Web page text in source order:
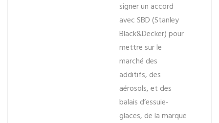
signer un accord
avec SBD (Stanley
Black&Decker) pour
mettre sur le
marché des
additifs, des
aérosols, et des
balais d’essuie-
glaces, de la marque